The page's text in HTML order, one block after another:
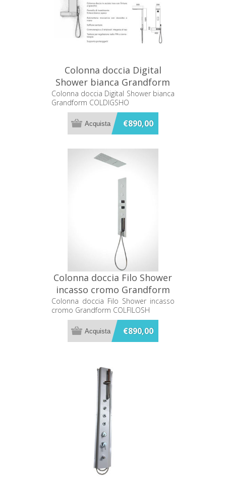
Colonna doccia Digital
Shower bianca Grandform
COLDIGSHO
Colonna doccia Digital Shower bianca
Grandform COLDIGSHO
€890,00
Colonna doccia Filo Shower
incasso cromo Grandform
COLFILOSH
Colonna doccia Filo Shower incasso
cromo Grandform COLFILOSH
€890,00